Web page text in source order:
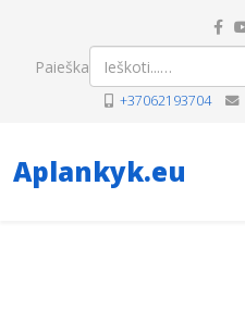
Paieška
+37062193704
Aplankyk.eu